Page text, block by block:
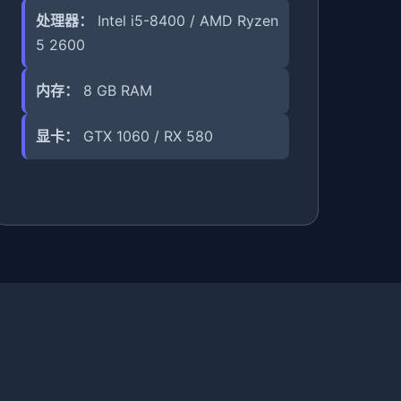
处理器：
Intel i5-8400 / AMD Ryzen
5 2600
内存： 8 GB RAM
显卡： GTX 1060 / RX 580